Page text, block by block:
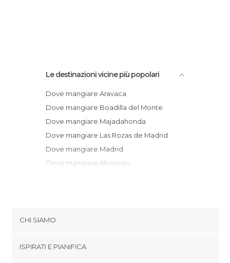
Le destinazioni vicine più popolari
Dove mangiare Aravaca
Dove mangiare Boadilla del Monte
Dove mangiare Majadahonda
Dove mangiare Las Rozas de Madrid
Dove mangiare Madrid
Dove mangiare Alcorcon
Dove mangiare Villanueva de la Cañada
Dove mangiare Alcobendas
CHI SIAMO
ISPIRATI E PIANIFICA